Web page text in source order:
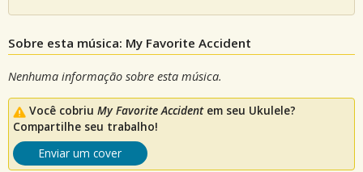
Sobre esta música: My Favorite Accident
Nenhuma informação sobre esta música.
Você cobriu My Favorite Accidentem seu Ukulele?
Compartilhe seu trabalho!
Enviar um cover